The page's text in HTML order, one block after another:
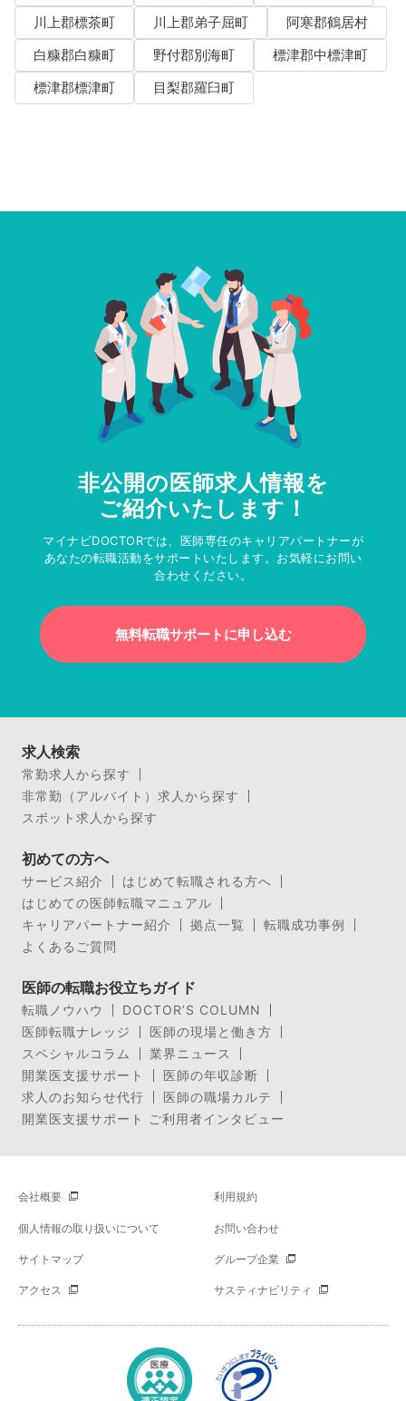
川上郡標茶町
川上郡弟子屈町
阿寒郡鶴居村
白糠郡白糠町
野付郡別海町
標津郡中標津町
標津郡標津町
目梨郡羅臼町
非公開の医師求人情報を
ご紹介いたします！
マイナビDOCTORでは、医師専任のキャリアパートナーが
あなたの転職活動をサポートいたします。お気軽にお問い
合わせください。
無料転職サポートに申し込む
求人検索
常勤求人から探す
非常勤（アルバイト）求人から探す
スポット求人から探す
初めての方へ
サービス紹介
はじめて転職される方へ
はじめての医師転職マニュアル
キャリアパートナー紹介
拠点一覧
転職成功事例
よくあるご質問
医師の転職お役立ちガイド
転職ノウハウ
DOCTOR’S COLUMN
医師転職ナレッジ
医師の現場と働き方
スペシャルコラム
業界ニュース
開業医支援サポート
医師の年収診断
求人のお知らせ代行
医師の職場カルテ
開業医支援サポート ご利用者インタビュー
会社概要 利用規約
個人情報の取り扱いについて お問い合わせ
サイトマップ グループ企業
アクセス サスティナビリティ